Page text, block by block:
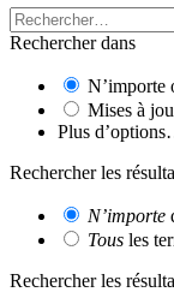
Rechercher dans
N’importe
Mises à
Plus
Rechercher les
N’importe
Tous les
Rechercher les